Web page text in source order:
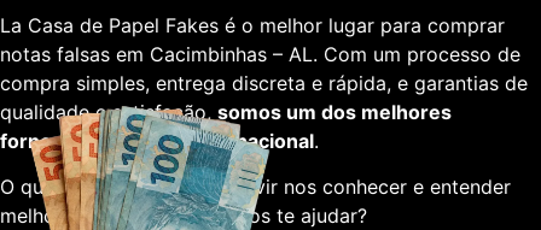
La Casa de Papel Fakes é o melhor lugar para comprar
notas falsas em Cacimbinhas – AL. Com um processo de
compra simples, entrega discreta e rápida, e garantias de
qualidade e satisfação, somos um dos melhores
fornecedores em escala nacional.
O que está esperando para vir nos conhecer e entender
melhor sobre como podemos te ajudar?